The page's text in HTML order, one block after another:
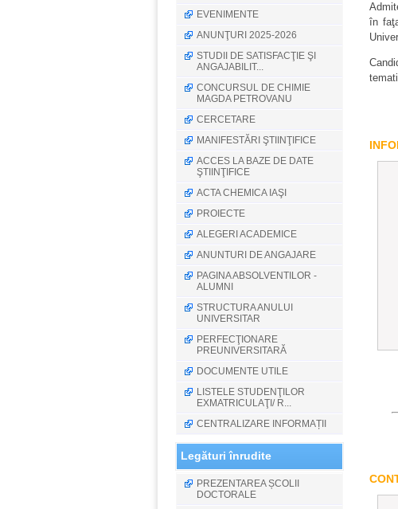
EVENIMENTE
ANUNŢURI 2025-2026
STUDII DE SATISFACŢIE ŞI
ANGAJABILIT...
CONCURSUL DE CHIMIE
MAGDA PETROVANU
CERCETARE
MANIFESTĂRI ŞTIINŢIFICE
ACCES LA BAZE DE DATE
ŞTIINŢIFICE
ACTA CHEMICA IAŞI
PROIECTE
ALEGERI ACADEMICE
ANUNTURI DE ANGAJARE
PAGINA ABSOLVENTILOR -
ALUMNI
STRUCTURA ANULUI
UNIVERSITAR
PERFECŢIONARE
PREUNIVERSITARĂ
DOCUMENTE UTILE
LISTELE STUDENŢILOR
EXMATRICULAŢI/ R...
CENTRALIZARE INFORMAȚII
Legături înrudite
PREZENTAREA ȘCOLII
DOCTORALE
în